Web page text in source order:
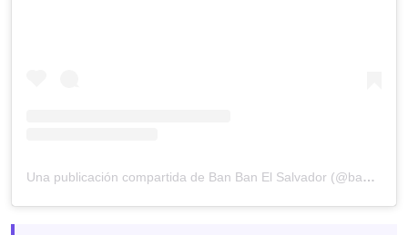
Una publicación compartida de Ban Ban El Salvador (@banbansv)